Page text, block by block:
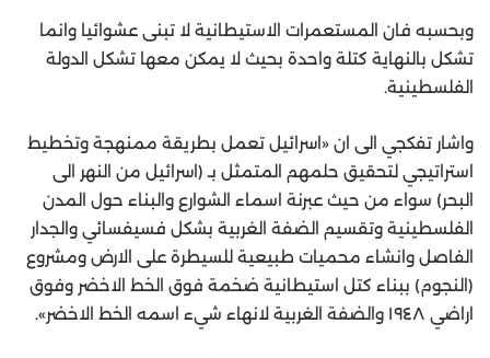
وبحسبه فان المستعمرات الاستيطانية لا تبنى عشوائيا وانما
تشكل بالنهاية كتلة واحدة بحيث لا يمكن معها تشكل الدولة
الفلسطينية.
واشار تفكجي الى ان «اسرائيل تعمل بطريقة ممنهجة وتخطيط
استراتيجي لتحقيق حلمهم المتمثل بـ (اسرائيل من النهر الى
البحر) سواء من حيث عبرنة اسماء الشوارع والبناء حول المدن
الفلسطينية وتقسيم الضفة الغربية بشكل فسيفسائي والجدار
الفاصل وانشاء محميات طبيعية للسيطرة على الارض ومشروع
(النجوم) ببناء كتل استيطانية ضخمة فوق الخط الاخضر وفوق
اراضي ١٩٤٨ والضفة الغربية لانهاء شيء اسمه الخط الاخضر».